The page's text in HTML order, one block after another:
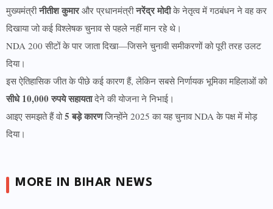
मुख्यमंत्रीनीतीश कुमारऔर प्रधानमंत्रीनरेंद्र मोदीके नेतृत्व में गठबंधन ने वह कर
दिखाया जो कई विश्लेषक चुनाव से पहले नहीं मान रहे थे।
NDA 200 सीटों के पार जाता दिखा—जिसने चुनावी समीकरणों को पूरी तरह उलट
दिया।
इस ऐतिहासिक जीत के पीछे कई कारण हैं, लेकिन सबसे निर्णायक भूमिका महिलाओं को
सीधे 10,000 रुपये सहायतादेने की योजना ने निभाई।
आइए समझते हैं वो5 बड़े कारणजिन्होंने 2025 का यह चुनाव NDA के पक्ष में मोड़
दिया।
MORE IN BIHAR NEWS